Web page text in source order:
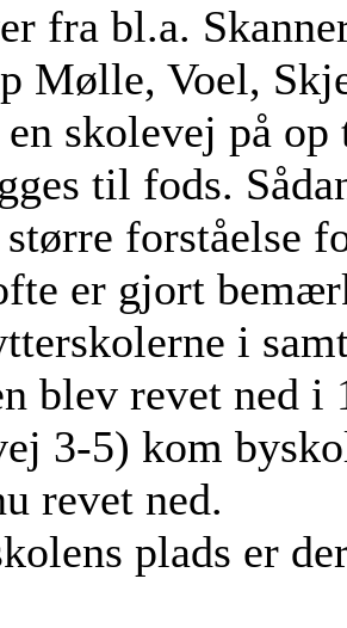
fra bl.a.
Mølle, Voel,
en skolevej på
til fods.
forståelse
er gjort
i
blev revet ned i
3-5) kom
revet ned.
plads er